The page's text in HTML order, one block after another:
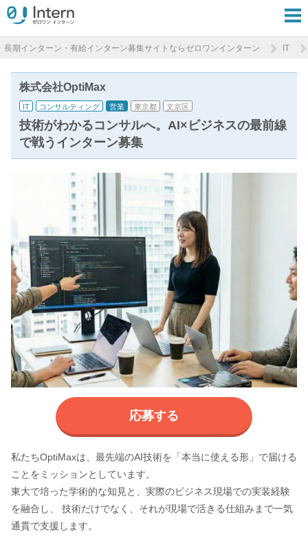
長期インターン・有給インターン募集サイトならゼロワンインターン IT
株式会社OptiMax
IT コンサルティング 営業 東京都 文京区
技術がわかるコンサルへ。AI×ビジネスの最前線
で戦うインターン募集
応募する
私たちOptiMaxは、最先端のAI技術を「本当に使える形」で届ける
ことをミッションとしています。
東大で培った学術的な知見と、実際のビジネス現場での実装経験
を融合し、 技術だけでなく、それが現場で活きる仕組みまで一気
通貫で支援します。